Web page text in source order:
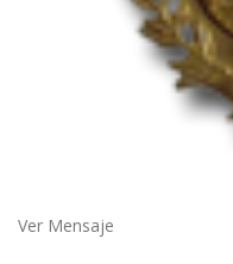
Ver Mensaje